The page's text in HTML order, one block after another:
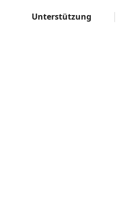
Unterstützung